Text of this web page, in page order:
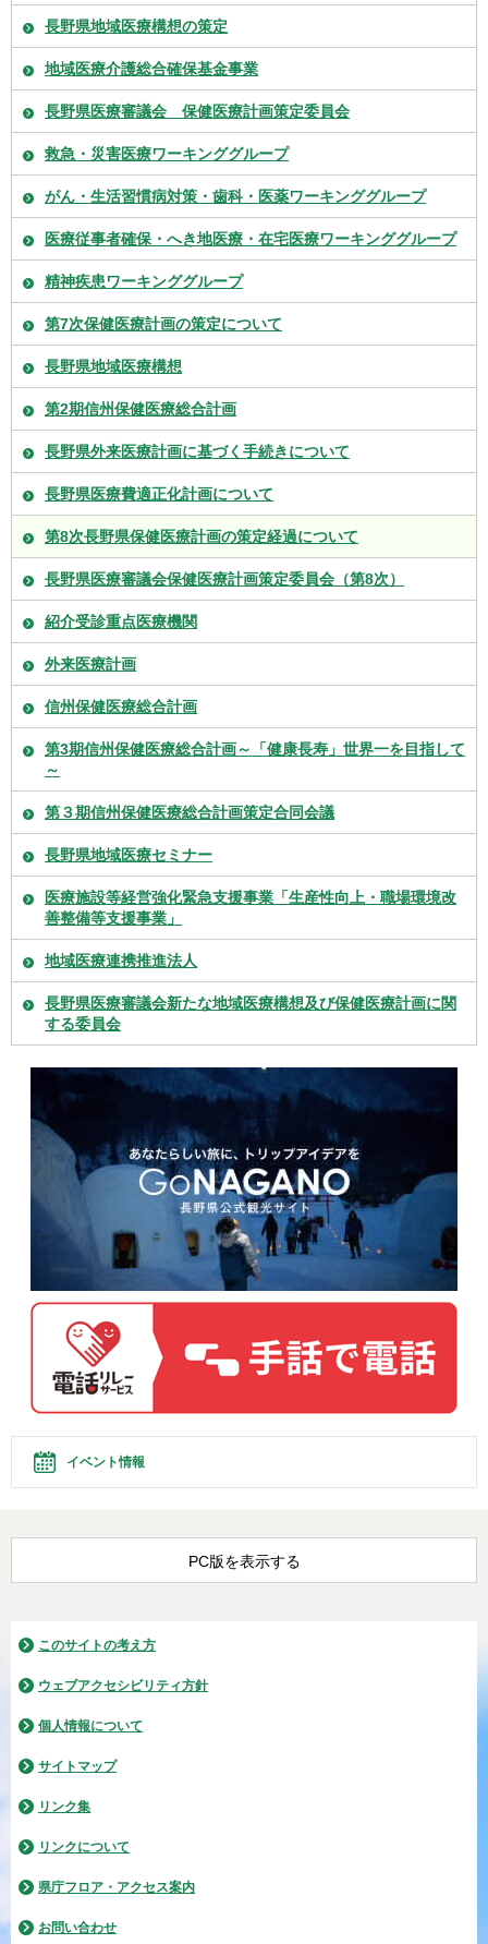
長野県地域医療構想の策定
地域医療介護総合確保基金事業
長野県医療審議会 保健医療計画策定委員会
救急・災害医療ワーキンググループ
がん・生活習慣病対策・歯科・医薬ワーキンググループ
医療従事者確保・へき地医療・在宅医療ワーキンググループ
精神疾患ワーキンググループ
第7次保健医療計画の策定について
長野県地域医療構想
第2期信州保健医療総合計画
長野県外来医療計画に基づく手続きについて
長野県医療費適正化計画について
第8次長野県保健医療計画の策定経過について
長野県医療審議会保健医療計画策定委員会（第8次）
紹介受診重点医療機関
外来医療計画
信州保健医療総合計画
第3期信州保健医療総合計画～「健康長寿」世界一を目指して
～
第３期信州保健医療総合計画策定合同会議
長野県地域医療セミナー
医療施設等経営強化緊急支援事業「生産性向上・職場環境改
善整備等支援事業」
地域医療連携推進法人
長野県医療審議会新たな地域医療構想及び保健医療計画に関
する委員会
イベント情報
PC版を表示する
このサイトの考え方
ウェブアクセシビリティ方針
個人情報について
サイトマップ
リンク集
リンクについて
県庁フロア・アクセス案内
お問い合わせ